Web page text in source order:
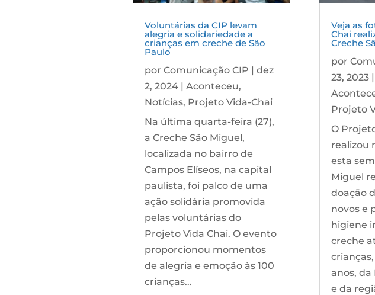
Voluntárias da CIP levam
alegria e solidariedade a
crianças em creche de São
Paulo
por Comunicação CIP | dez
2, 2024 | Aconteceu,
Notícias, Projeto Vida-Chai
Na última quarta-feira (27),
a Creche São Miguel,
localizada no bairro de
Campos Elíseos, na capital
paulista, foi palco de uma
ação solidária promovida
pelas voluntárias do
Projeto Vida Chai. O evento
proporcionou momentos
de alegria e emoção às 100
crianças...
Veja as
Chai
Creche
por
23, 2023
Projeto
O
realizou
esta
Miguel
doação
novos e
higiene
creche
anos, da
e da